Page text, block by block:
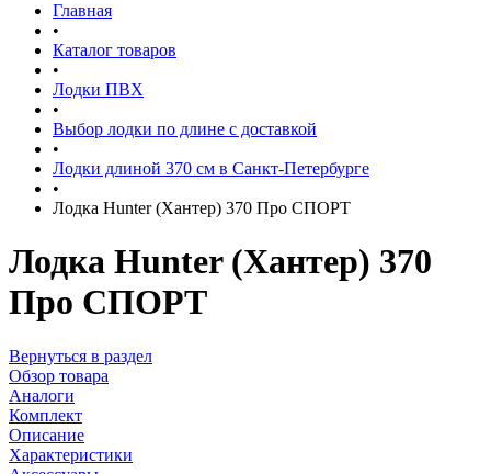
Главная
•
Каталог товаров
•
Лодки ПВХ
•
Выбор лодки по длине c доставкой
•
Лодки длиной 370 см в Санкт-Петербурге
•
Лодка Hunter (Хантер) 370 Про СПОРТ
Лодка Hunter (Хантер) 370
Про СПОРТ
Вернуться в раздел
Обзор товара
Аналоги
Комплект
Описание
Характеристики